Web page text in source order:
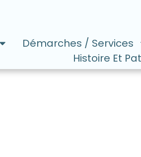
Démarches / Services
Histoire Et